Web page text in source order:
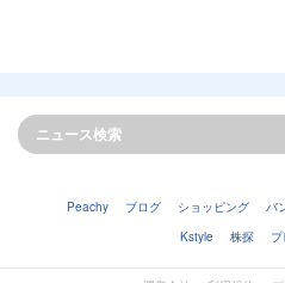
Peachy ブログ ショッピング バ
Kstyle
株探